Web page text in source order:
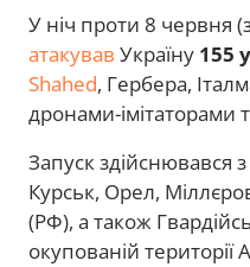
У ніч проти 8 червня
атакував Україну 155
Shahed, Гербера,
дронами-імітаторами
Запуск здійснювався
Курськ, Орел,
(РФ), а також
окупованій території